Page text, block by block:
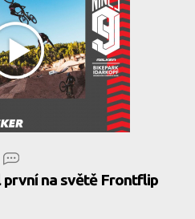
první na světě Frontflip